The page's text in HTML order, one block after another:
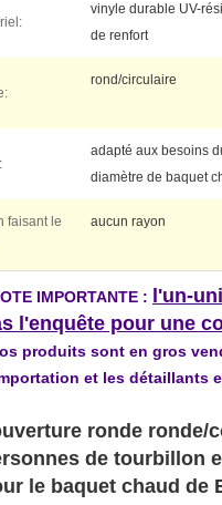
vinyle durable UV-
de renfort
rond/circulaire
adapté aux besoins
diamètre de baquet
faisant le
aucun rayon
IMPORTANTE :
l'un-
l'enquête pour une
produits sont en gros
et les détaillants
ronde ronde/
de tourbillon
le baquet chaud de